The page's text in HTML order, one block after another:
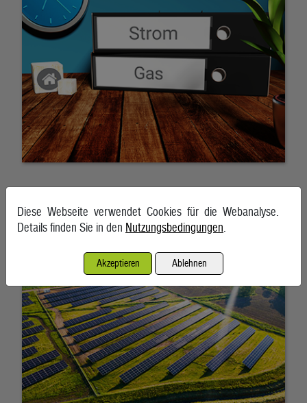
Wasserkraft
Diese Webseite verwendet Cookies für die Webanalyse.
Details finden Sie in den Nutzungsbedingungen.
Akzeptieren Ablehnen